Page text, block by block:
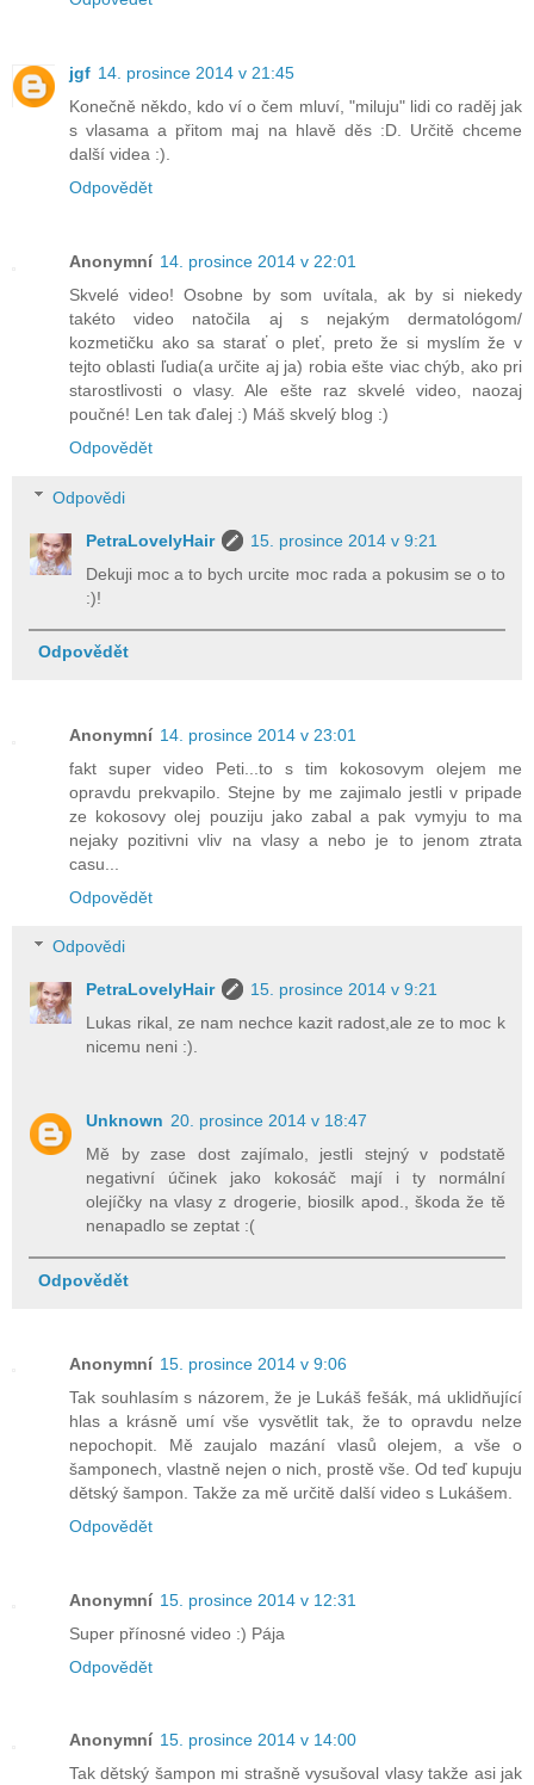
jgf 14. prosince 2014 v 21:45
Konečně někdo, kdo ví o čem mluví, "miluju" lidi co raděj jak
s vlasama a přitom maj na hlavě děs :D. Určitě chceme
další videa :).
Odpovědět
Anonymní 14. prosince 2014 v 22:01
Skvelé video! Osobne by som uvítala, ak by si niekedy
takéto video natočila aj s nejakým dermatológom/
kozmetičku ako sa starať o pleť, preto že si myslím že v
tejto oblasti ľudia(a určite aj ja) robia ešte viac chýb, ako pri
starostlivosti o vlasy. Ale ešte raz skvelé video, naozaj
poučné! Len tak ďalej :) Máš skvelý blog :)
Odpovědět
Odpovědi
PetraLovelyHair
15. prosince 2014 v 9:21
Dekuji moc a to bych urcite moc rada a pokusim se o to
:)!
Odpovědět
Anonymní 14. prosince 2014 v 23:01
fakt super video Peti...to s tim kokosovym olejem me
opravdu prekvapilo. Stejne by me zajimalo jestli v pripade
ze kokosovy olej pouziju jako zabal a pak vymyju to ma
nejaky pozitivni vliv na vlasy a nebo je to jenom ztrata
casu...
Odpovědět
Odpovědi
PetraLovelyHair
15. prosince 2014 v 9:21
Lukas rikal, ze nam nechce kazit radost,ale ze to moc k
nicemu neni :).
Unknown 20. prosince 2014 v 18:47
Mě by zase dost zajímalo, jestli stejný v podstatě
negativní účinek jako kokosáč mají i ty normální
olejíčky na vlasy z drogerie, biosilk apod., škoda že tě
nenapadlo se zeptat :(
Odpovědět
Anonymní 15. prosince 2014 v 9:06
Tak souhlasím s názorem, že je Lukáš fešák, má uklidňující
hlas a krásně umí vše vysvětlit tak, že to opravdu nelze
nepochopit. Mě zaujalo mazání vlasů olejem, a vše o
šamponech, vlastně nejen o nich, prostě vše. Od teď kupuju
dětský šampon. Takže za mě určitě další video s Lukášem.
Odpovědět
Anonymní 15. prosince 2014 v 12:31
Super přínosné video :) Pája
Odpovědět
Anonymní 15. prosince 2014 v 14:00
Tak dětský šampon mi strašně vysušoval vlasy takže asi jak